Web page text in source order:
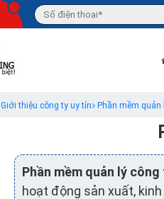
Giới thiệu công ty uy tín Phần mềm
Phần mềm quản lý công
hoạt động sản xuất,